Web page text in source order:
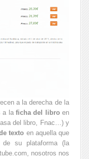
a la derecha de la
a laficha del libroen
del libro, Fnac…) y
texto en aquella que
su plataforma (la
nosotros nos